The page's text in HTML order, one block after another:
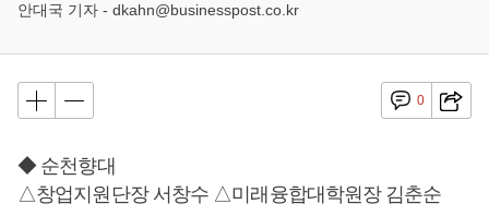
안대국 기자 - dkahn@businesspost.co.kr
0
◆ 순천향대
△창업지원단장 서창수 △미래융합대학원장 김춘순